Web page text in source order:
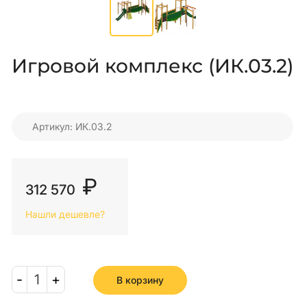
Игровой комплекс (ИК.03.2)
Артикул: ИК.03.2
312 570 ₽
Нашли дешевле?
- 1 + В корзину